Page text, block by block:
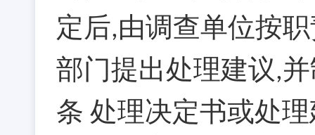
定后,由调查单位按
部门提出处理建议,
条 处理决定书或处